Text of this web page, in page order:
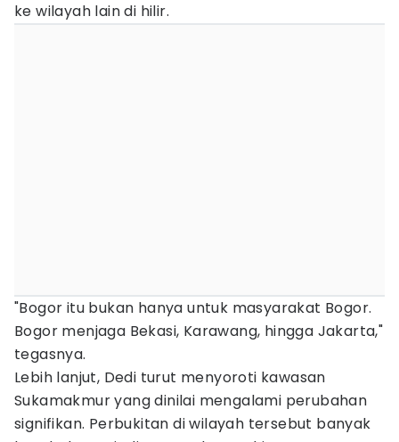
ke wilayah lain di hilir.
"Bogor itu bukan hanya untuk masyarakat Bogor.
Bogor menjaga Bekasi, Karawang, hingga Jakarta,"
tegasnya.
Lebih lanjut, Dedi turut menyoroti kawasan
Sukamakmur yang dinilai mengalami perubahan
signifikan. Perbukitan di wilayah tersebut banyak